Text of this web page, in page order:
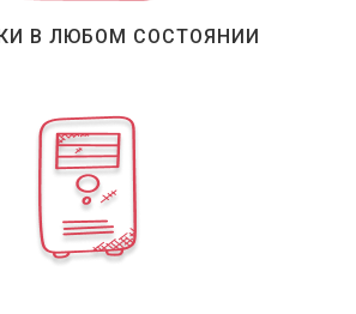
В ЛЮБОМ СОСТОЯНИИ